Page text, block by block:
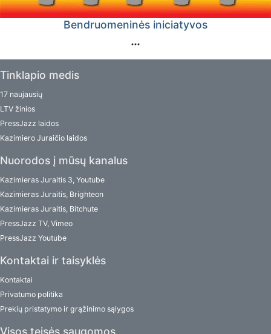
Bendruomeninės iniciatyvos
Tinklapio medis
17 naujausių
LTV žinios
PressJazz laidos
Kazimiero Juraičio laidos
Nuorodos į mūsų kanalus
Kazimieras Juraitis 3, Youtube
Kazimieras Juraitis, Brighteon
Kazimieras Juraitis, Bitchute
PressJazz TV, Vimeo
PressJazz Youtube
Kontaktai ir taisyklės
Kontaktai
Privatumo politika
Prekių pristatymo ir grąžinimo sąlygos
Visos teisės saugomos